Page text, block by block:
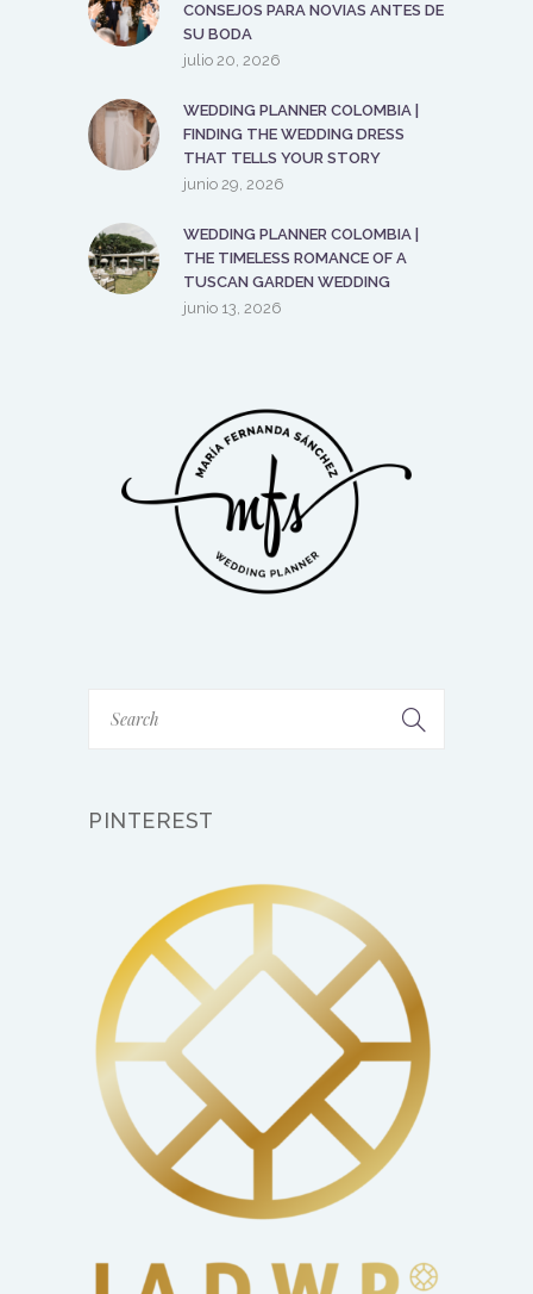
CONSEJOS PARA NOVIAS ANTES DE
SU BODA
julio 20, 2026
WEDDING PLANNER COLOMBIA |
FINDING THE WEDDING DRESS
THAT TELLS YOUR STORY
junio 29, 2026
WEDDING PLANNER COLOMBIA |
THE TIMELESS ROMANCE OF A
TUSCAN GARDEN WEDDING
junio 13, 2026
PINTEREST